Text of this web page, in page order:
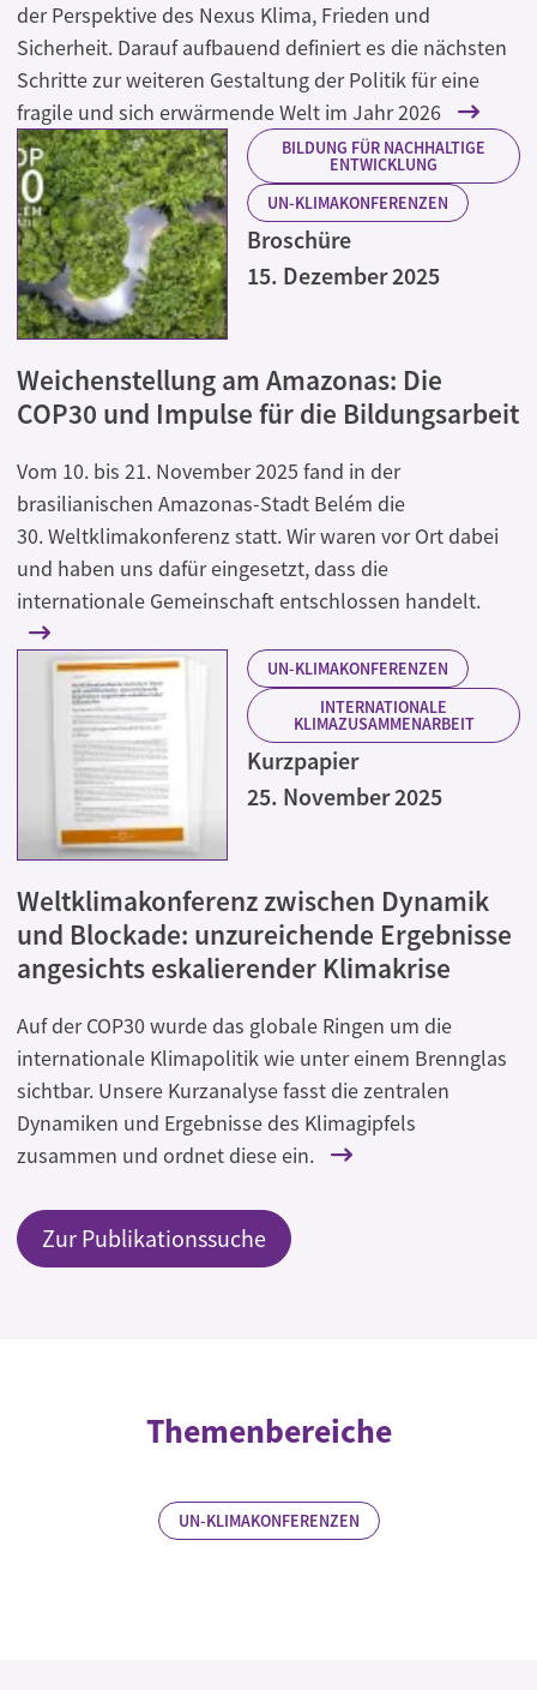
der Perspektive des Nexus Klima, Frieden und
Sicherheit. Darauf aufbauend definiert es die nächsten
Schritte zur weiteren Gestaltung der Politik für eine
fragile und sich erwärmende Welt im Jahr 2026
BILDUNG FÜR NACHHALTIGE
ENTWICKLUNG
UN-KLIMAKONFERENZEN
Broschüre
15. Dezember 2025
Weichenstellung am Amazonas: Die
COP30 und Impulse für die Bildungsarbeit
Vom 10. bis 21. November 2025 fand in der
brasilianischen Amazonas-Stadt Belém die
30. Weltklimakonferenz statt. Wir waren vor Ort dabei
und haben uns dafür eingesetzt, dass die
internationale Gemeinschaft entschlossen handelt.
UN-KLIMAKONFERENZEN
INTERNATIONALE
KLIMAZUSAMMENARBEIT
Kurzpapier
25. November 2025
Weltklimakonferenz zwischen Dynamik
und Blockade: unzureichende Ergebnisse
angesichts eskalierender Klimakrise
Auf der COP30 wurde das globale Ringen um die
internationale Klimapolitik wie unter einem Brennglas
sichtbar. Unsere Kurzanalyse fasst die zentralen
Dynamiken und Ergebnisse des Klimagipfels
zusammen und ordnet diese ein.
Zur Publikationssuche
Themenbereiche
UN-KLIMAKONFERENZEN